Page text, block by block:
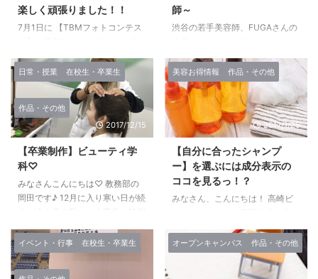
楽しく頑張りました！！
7月1日に 【TBMフォトコンテス
ォトグラファーに分かれて授業を
行いました!! １２チームに分かれ
て、テーマを考え工夫した結果
それぞれが素晴らしい作品に仕上
がりました(*^_^*) 施術者は、メ
イクやヘアセットを… 時間内に終
わらせるためにそれぞれが協
力！！ AクラスBクラス合同の
為、 クラス間の交流にもなって
みんな楽しそう!(^^)! もちろんフ
師～
渋谷の若手美容師、FUGAさんの
客様がたくさん。 FUGAさんのお
店【THE SOLOIST】の記事はコ
チラ⇩
https://prtimes.jp/main/html/rd/p
/000000003.000077950.html
ところで、みなさんは最近流行の
【エンドカラー】をご存知です
か？ ⇧コチラが【エンドカラ
ー】 エンドカラーはその名の通
り、 毛先だけを染めるカラーリ
日常・授業 在校生・卒業生
作品・その他
2017/12/15
【卒業制作】ビューティ学
科♡
みなさんこんにちは♡ 教務部の
岡田です♪ 12月に入り寒い日が続
約3週間・・・ 学生達にとって
は、今日が終業日で明日から待ち
に待った冬休みです(^o^) 国際ビ
美容お得情報 作品・その他
2017/1/25
【自分に合ったシャンプ
ー】を選ぶには成分表示の
ココを見るっ！？
みなさん、こんにちは！ 高崎ビ
伝道師タカビです！ 2017年も早1
ヵ月が過ぎようとしています ま
だまだ寒さが増す季節ですが、い
かがお過ごしでしょうか！？ 今
イベント・行事 在校生・卒業生 オープンキャンパス 作品・その他